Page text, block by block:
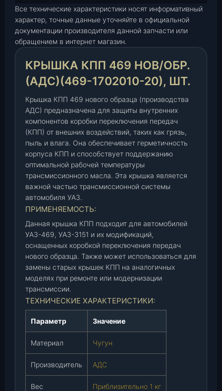
к
а
К
П
4
6
н
о
в
р
(
А
С
6
9
-
1
0
0
0
Все технические характеристики носят информативный
характер, точные данные уточняйте в официальной
документации производителя данной запчасти или
обращением в интернет магазин.
КРЫШКА КПП 469 НОВ/ОБР.
(АДС)(469-1702010-20), ШТ.
Крышка КПП 469 нового образца (производства
АДС) предназначена для защиты внутренних
компонентов коробки переключения передач
(КПП) от внешних воздействий, таких как грязь,
пыль и влага. Она обеспечивает герметичность
корпуса КПП и способствует поддержанию
оптимальной рабочей температуры
трансмиссионного масла. Эта крышка является
важной частью трансмиссионной системы
автомобиля УАЗ.
ПРИМЕНЯЕМОСТЬ:
Данная крышка КПП подходит для автомобилей
УАЗ-469, УАЗ-3151 и их модификаций,
оснащенных коробкой переключения передач
нового образца. Также может использоваться для
замены старых крышек КПП на аналогичных
моделях при ремонте или модернизации
трансмиссии.
ТЕХНИЧЕСКИЕ ХАРАКТЕРИСТИКИ:
Параметр Значение
Материал Чугун
Производитель АДС
Вес Приблизительно 1 кг